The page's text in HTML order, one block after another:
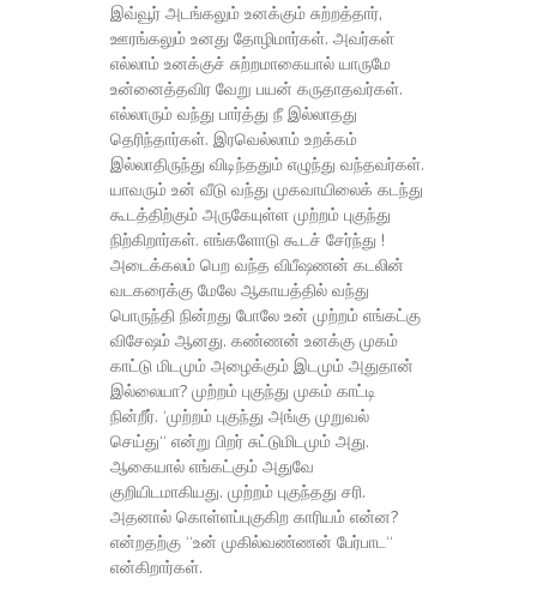
இவ்வூர் அடங்கலும் உனக்கும் சுற்றத்தார்,
ஊரங்கலும் உனது தோழிமார்கள். அவர்கள்
எல்லாம் உனக்குச் சுற்றமாகையால் யாருமே
உன்னைத்தவிர வேறு பயன் கருதாதவர்கள்.
எல்லாரும் வந்து பார்த்து நீ இல்லாதது
தெரிந்தார்கள். இரவெல்லாம் உறக்கம்
இல்லாதிருந்து விடிந்ததும் எழுந்து வந்தவர்கள்.
யாவரும் உன் வீடு வந்து முகவாயிலைக் கடந்து
கூடத்திற்கும் அருகேயுள்ள முற்றம் புகுந்து
நிற்கிறார்கள். எங்களோடு கூடச் சேர்ந்து !
அடைக்கலம் பெற வந்த விபீஷணன் கடலின்
வடகரைக்கு மேலே ஆகாயத்தில் வந்து
பொருந்தி நின்றது போலே உன் முற்றம் எங்கட்கு
விசேஷம் ஆனது. கண்ணன் உனக்கு முகம்
காட்டு மிடமும் அழைக்கும் இடமும் அதுதான்
இல்லையா? முற்றம் புகுந்து முகம் காட்டி
நின்றீர். ‘முற்றம் புகுந்து அங்கு முறுவல்
செய்து“ என்று பிறர் சுட்டுமிடமும் அது.
ஆகையால் எங்கட்கும் அதுவே
குறியிடமாகியது. முற்றம் புகுந்தது சரி.
அதனால் கொள்ளப்புகுகிற காரியம் என்ன?
என்றதற்கு “உன் முகில்வண்ணன் பேர்பாட“
என்கிறார்கள்.